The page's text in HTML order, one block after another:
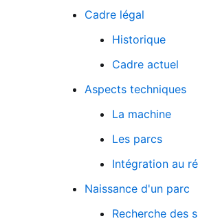
Cadre légal
Historique
Cadre actuel
Aspects techniques
La machine
Les parcs
Intégration au
Naissance d'un parc
Recherche des